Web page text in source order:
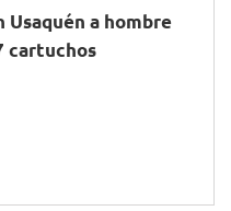
Usaquén a hombre
cartuchos